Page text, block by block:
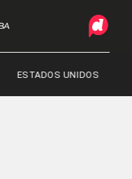
ESTADOS UNIDOS